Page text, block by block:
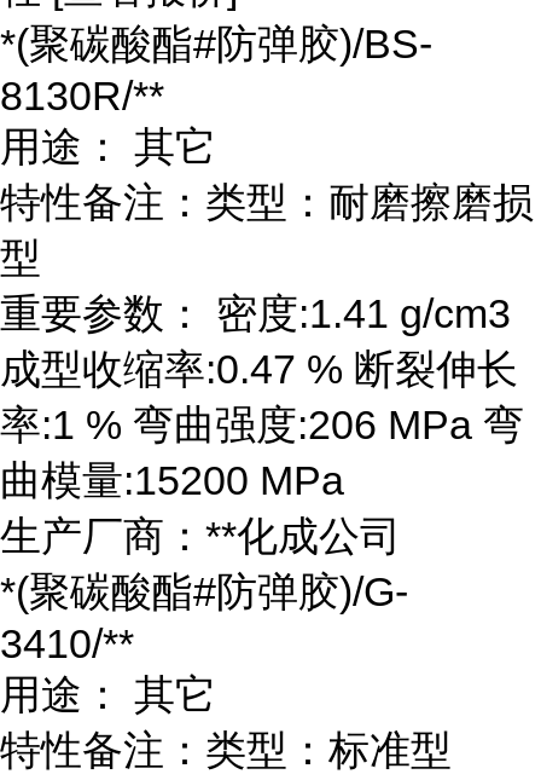
*(聚碳酸酯#防弹胶)/BS-
8130R/**
用途： 其它
特性备注：类型：耐磨擦磨损
型
重要参数： 密度:1.41 g/cm3
成型收缩率:0.47 % 断裂伸长
率:1 % 弯曲强度:206 MPa 弯
曲模量:15200 MPa
生产厂商：**化成公司
*(聚碳酸酯#防弹胶)/G-
3410/**
用途： 其它
特性备注：类型：标准型